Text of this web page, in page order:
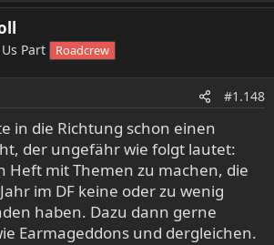
Part Roadcrew
#1.148
in die Richtung schon einen
der ungefähr wie folgt lautet:
Heft mit Themen zu machen, die
im DF keine oder zu wenig
haben. Dazu dann gerne
Earmageddons und dergleichen.